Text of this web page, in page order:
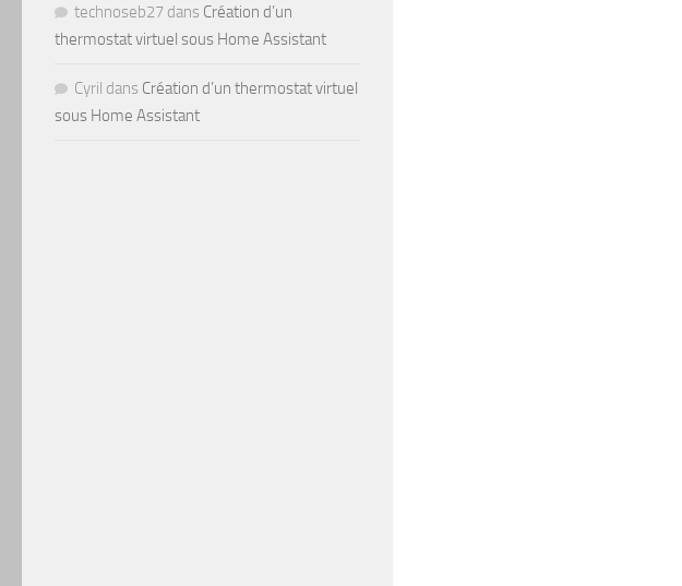
technoseb27 dans Création d’un
thermostat virtuel sous Home Assistant
Cyril dans Création d’un thermostat virtuel
sous Home Assistant